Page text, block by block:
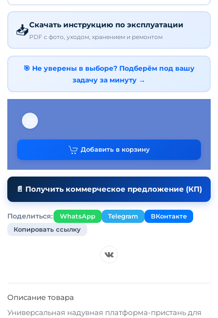
📥Скачать инструкцию по эксплуатации
PDF с фото, уходом, хранением и ремонтом
🎯 Не уверены в выборе? Подберём под вашу
задачу за минуту →
Добавить в корзину
📄 Получить коммерческое предложение (КП)
Поделиться: WhatsApp Telegram
ВКонтакте
Копировать ссылку
Описание товара
Универсальная надувная платформа-пристань для